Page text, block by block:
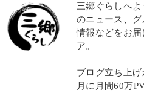
三郷ぐらしへ
のニュース、
情報などをお
ア。
ブログ立ち上
月に月間60万